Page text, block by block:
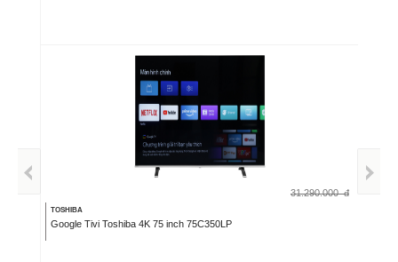
31.290.000 đ
TOSHIBA
Google Tivi Toshiba 4K 75 inch 75C350LP